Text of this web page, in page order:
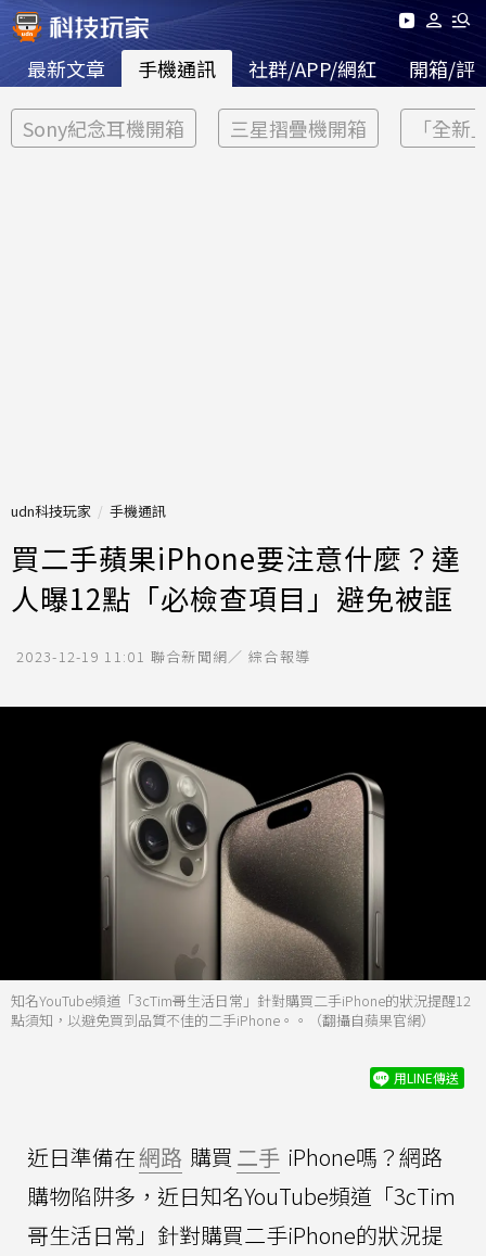
最新文章 手機通訊 社群/APP/網紅 開箱/評
Sony紀念耳機開箱 三星摺疊機開箱 「全新
udn科技玩家 手機通訊
買二手蘋果iPhone要注意什麼？達
人曝12點「必檢查項目」避免被誆
2023-12-19 11:01 聯合新聞網／ 綜合報導
知名YouTube頻道「3cTim哥生活日常」針對購買二手iPhone的狀況提醒12
點須知，以避免買到品質不佳的二手iPhone。。（翻攝自蘋果官網）
用LINE傳送
近日準備在網路 購買 二手 iPhone嗎？網路
購物陷阱多，近日知名YouTube頻道「3cTim
哥生活日常」針對購買二手iPhone的狀況提